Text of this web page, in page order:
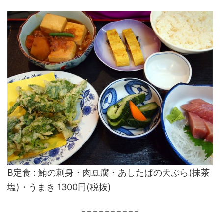
B定食 : 鮪の刺身・肉豆腐・あしたばの天ぷら(抹茶
塩)・うまき 1300円(税抜)